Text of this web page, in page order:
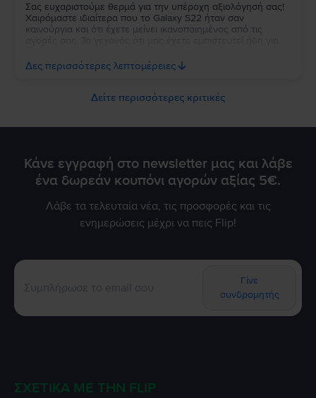
Σας ευχαριστούμε θερμά για την υπέροχη αξιολόγησή σας!
Χαιρόμαστε ιδιαίτερα που το Galaxy S22 ήταν σαν
καινούργια και ότι έχετε μείνει ικανοποιημένος από τις
ειλικρινά για τη στήριξή σας. Σας ευχόμαστε να απολαύσετε
τη νέα σας συσκευή και θα χαρούμε να σας
Δες περισσότερες λεπτομέρειες
Δείτε περισσότερες κριτικές
Κάνε εγγραφή στο newsletter μας και λάβε
ένα δωρεάν κουπόνι αγορών αξίας 5€.
Λάβε τα τελευταία νέα, τις προσφορές και τις
ενημερώσεις μέχρι να πεις Flip!
Γίνε
συνδρομητής
ΣΧΕΤΙΚΆ ΜΕ ΤΗΝ FLIP